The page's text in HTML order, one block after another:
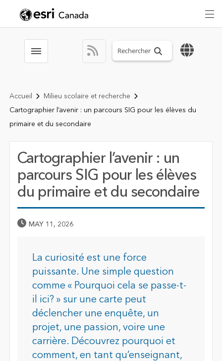
Toggle menubar Search sitewide
Accueil
Milieu scolaire et recherche
Cartographier l’avenir : un parcours SIG pour les élèves du
primaire et du secondaire
Cartographier l’avenir : un
parcours SIG pour les élèves
du primaire et du secondaire
Published Date
MAY 11, 2026
La curiosité est une force
puissante. Une simple question
comme « Pourquoi cela se passe-t-
il ici? » sur une carte peut
déclencher une enquête, un
projet, une passion, voire une
carrière. Découvrez pourquoi et
comment, en tant qu’enseignant,